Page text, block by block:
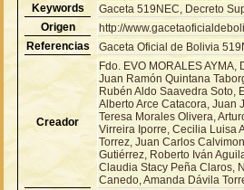
Keywords
Gaceta 519NEC, Decreto
Origen
http://
Referencias
Gaceta Oficial de Bolivia
Creador
Fdo. EVO MORALES
Juan Ramón Quintana
Rubén Aldo Saavedra Soto,
Alberto Arce Catacora, Juan
Teresa Morales Olivera,
Virreira Iporre, Cecilia Luisa
Torrez, Juan Carlos
Gutiérrez, Roberto Iván
Claudia Stacy Peña Claros,
Canedo, Amanda Dávila